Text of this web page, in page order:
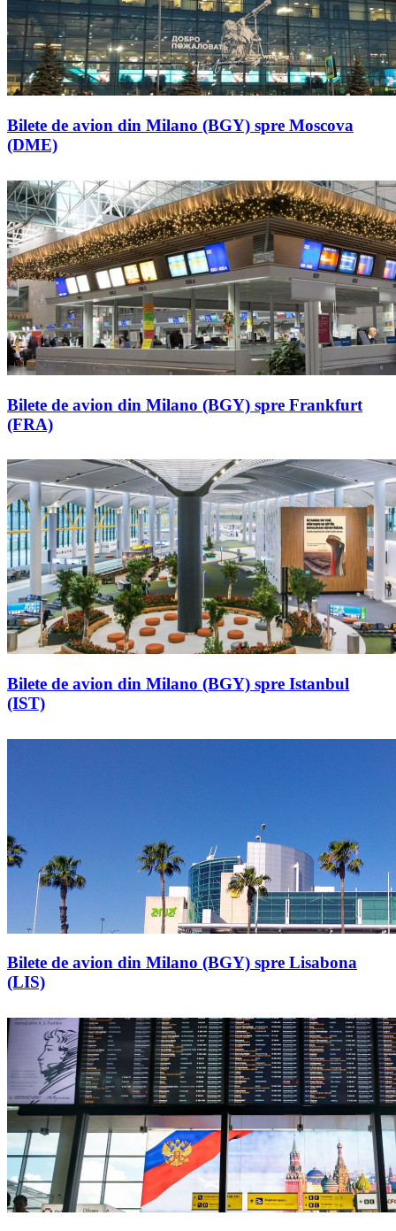
Bilete de avion din Milano (BGY) spre Moscova
(DME)
Bilete de avion din Milano (BGY) spre Frankfurt
(FRA)
Bilete de avion din Milano (BGY) spre Istanbul
(IST)
Bilete de avion din Milano (BGY) spre Lisabona
(LIS)